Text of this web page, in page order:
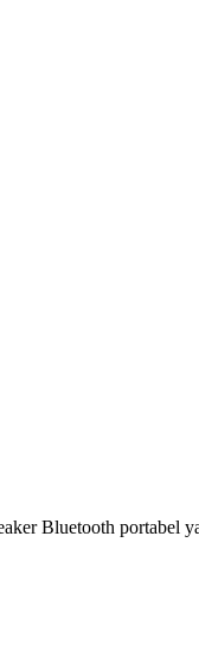
Bluetooth portabel